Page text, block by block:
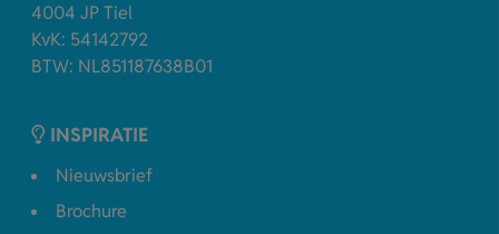
4004 JP Tiel
KvK: 54142792
BTW: NL851187638B01
INSPIRATIE
Nieuwsbrief
Brochure